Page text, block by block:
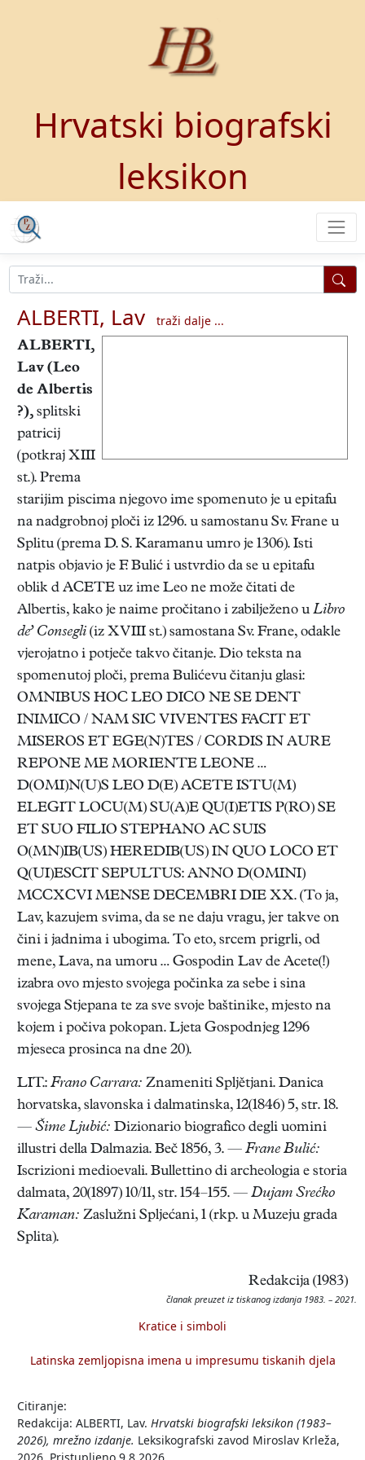
Hrvatski biografski
leksikon
ALBERTI, Lav
traži dalje ...
ALBERTI,
Lav (Leo
de Albertis
?), splitski
patricij
(potkraj XIII
st.). Prema
starijim piscima njegovo ime spomenuto je u epitafu
na nadgrobnoj ploči iz 1296. u samostanu Sv. Frane u
Splitu (prema D. S. Karamanu umro je 1306). Isti
natpis objavio je F. Bulić i ustvrdio da se u epitafu
oblik d ACETE uz ime Leo ne može čitati de
Albertis, kako je naime pročitano i zabilježeno u Libro
de’ Consegli (iz XVIII st.) samostana Sv. Frane, odakle
vjerojatno i potječe takvo čitanje. Dio teksta na
spomenutoj ploči, prema Bulićevu čitanju glasi:
OMNIBUS HOC LEO DICO NE SE DENT
INIMICO / NAM SIC VIVENTES FACIT ET
MISEROS ET EGE(N)TES / CORDIS IN AURE
REPONE ME MORIENTE LEONE …
D(OMI)N(U)S LEO D(E) ACETE ISTU(M)
ELEGIT LOCU(M) SU(A)E QU(I)ETIS P(RO) SE
ET SUO FILIO STEPHANO AC SUIS
O(MN)IB(US) HEREDIB(US) IN QUO LOCO ET
Q(UI)ESCIT SEPULTUS: ANNO D(OMINI)
MCCXCVI MENSE DECEMBRI DIE XX. (To ja,
Lav, kazujem svima, da se ne daju vragu, jer takve on
čini i jadnima i ubogima. To eto, srcem prigrli, od
mene, Lava, na umoru … Gospodin Lav de Acete(!)
izabra ovo mjesto svojega počinka za sebe i sina
svojega Stjepana te za sve svoje baštinike, mjesto na
kojem i počiva pokopan. Ljeta Gospodnjeg 1296
mjeseca prosinca na dne 20).
LIT.: Frano Carrara: Znameniti Spljětjani. Danica
horvatska, slavonska i dalmatinska, 12(1846) 5, str. 18.
— Šime Ljubić: Dizionario biografico degli uomini
illustri della Dalmazia. Beč 1856, 3. — Frane Bulić:
Iscrizioni medioevali. Bullettino di archeologia e storia
dalmata, 20(1897) 10/11, str. 154–155. — Dujam Srećko
Karaman: Zaslužni Spljećani, 1 (rkp. u Muzeju grada
Splita).
Redakcija (1983)
članak preuzet iz tiskanog izdanja 1983. – 2021.
Kratice i simboli
Latinska zemljopisna imena u impresumu tiskanih djela
Citiranje:
Redakcija: ALBERTI, Lav. Hrvatski biografski leksikon (1983–
2026), mrežno izdanje. Leksikografski zavod Miroslav Krleža,